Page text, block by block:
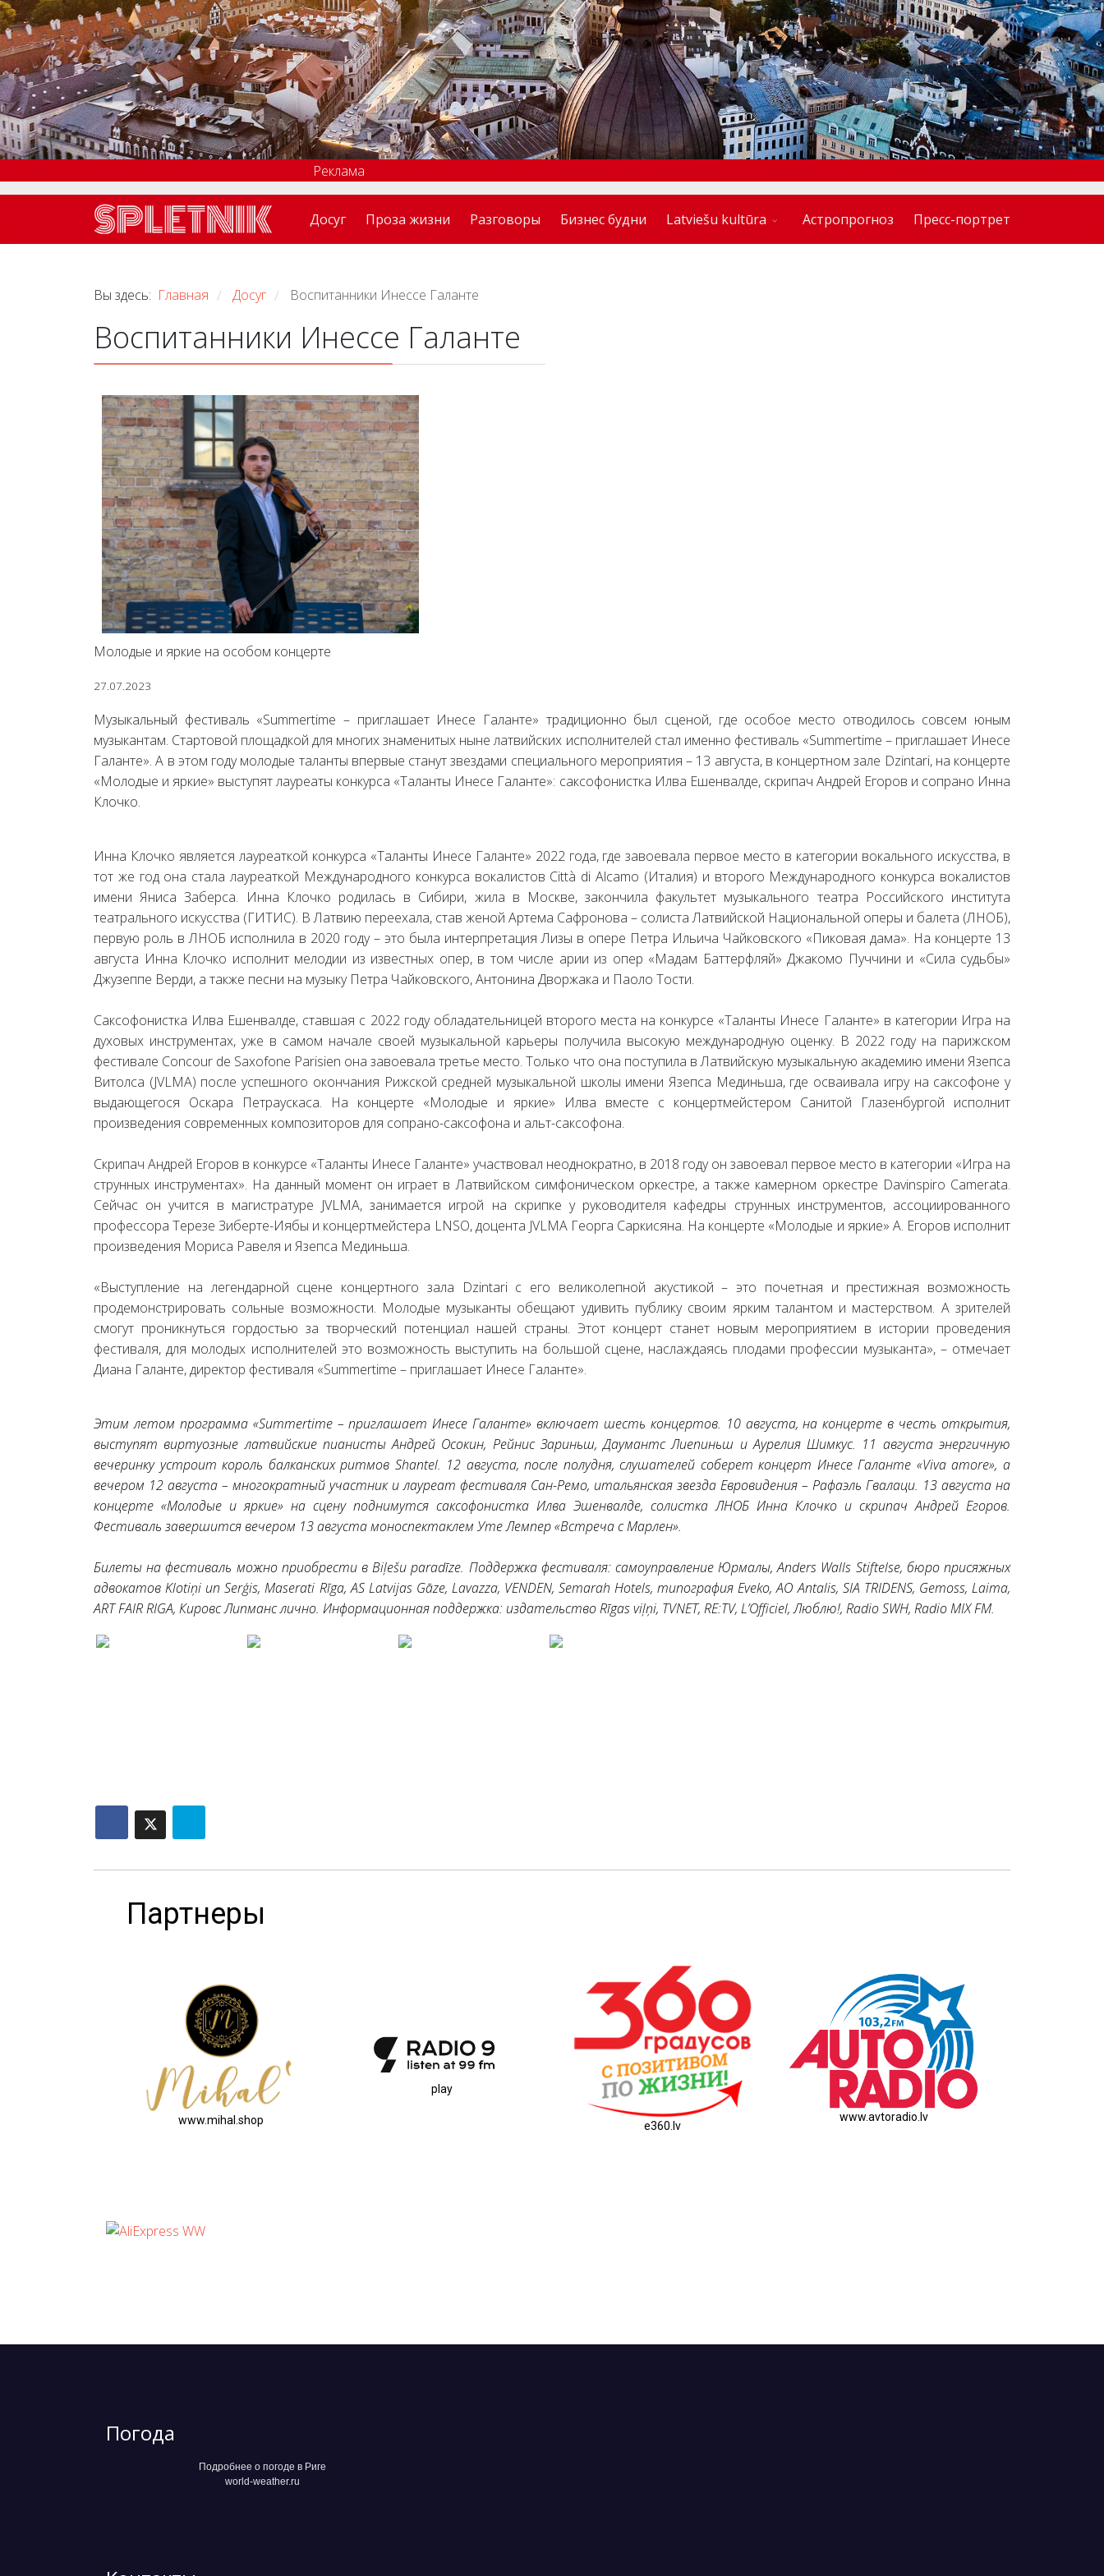
Реклама
Досуг Проза жизни Разговоры Бизнес будни Latviešu kultūra Астропрогноз Пресс-портрет
Вы здесь: Главная / Досуг / Воспитанники Инессе Галанте
Воспитанники Инессе Галанте
Молодые и яркие на особом концерте
27.07.2023
Музыкальный фестиваль «Summertime – приглашает Инесе Галанте» традиционно был сценой, где особое место отводилось совсем юным
музыкантам. Стартовой площадкой для многих знаменитых ныне латвийских исполнителей стал именно фестиваль «Summertime – приглашает Инесе
Галанте». А в этом году молодые таланты впервые станут звездами специального мероприятия – 13 августа, в концертном зале Dzintari, на концерте
«Молодые и яркие» выступят лауреаты конкурса «Таланты Инесе Галанте»: саксофонистка Илва Ешенвалде, скрипач Андрей Егоров и сопрано Инна
Клочко.
Инна Клочко является лауреаткой конкурса «Таланты Инесе Галанте» 2022 года, где завоевала первое место в категории вокального искусства, в
тот же год она стала лауреаткой Международного конкурса вокалистов Città di Alcamo (Италия) и второго Международного конкурса вокалистов
имени Яниса Заберса. Инна Клочко родилась в Сибири, жила в Москве, закончила факультет музыкального театра Российского института
театрального искусства (ГИТИС). В Латвию переехала, став женой Артема Сафронова – солиста Латвийской Национальной оперы и балета (ЛНОБ),
первую роль в ЛНОБ исполнила в 2020 году – это была интерпретация Лизы в опере Петра Ильича Чайковского «Пиковая дама». На концерте 13
августа Инна Клочко исполнит мелодии из известных опер, в том числе арии из опер «Мадам Баттерфляй» Джакомо Пуччини и «Сила судьбы»
Джузеппе Верди, а также песни на музыку Петра Чайковского, Антонина Дворжака и Паоло Тости.
Саксофонистка Илва Ешенвалде, ставшая с 2022 году обладательницей второго места на конкурсе «Таланты Инесе Галанте» в категории Игра на
духовых инструментах, уже в самом начале своей музыкальной карьеры получила высокую международную оценку. В 2022 году на парижском
фестивале Concour de Saxofone Parisien она завоевала третье место. Только что она поступила в Латвийскую музыкальную академию имени Язепса
Витолса (JVLMA) после успешного окончания Рижской средней музыкальной школы имени Язепса Мединьша, где осваивала игру на саксофоне у
выдающегося Оскара Петраускаса. На концерте «Молодые и яркие» Илва вместе с концертмейстером Санитой Глазенбургой исполнит
произведения современных композиторов для сопрано-саксофона и альт-саксофона.
Скрипач Андрей Егоров в конкурсе «Таланты Инесе Галанте» участвовал неоднократно, в 2018 году он завоевал первое место в категории «Игра на
струнных инструментах». На данный момент он играет в Латвийском симфоническом оркестре, а также камерном оркестре Davinspiro Camerata.
Сейчас он учится в магистратуре JVLMA, занимается игрой на скрипке у руководителя кафедры струнных инструментов, ассоциированного
профессора Терезе Зиберте-Иябы и концертмейстера LNSO, доцента JVLMA Георга Саркисяна. На концерте «Молодые и яркие» А. Егоров исполнит
произведения Мориса Равеля и Язепса Мединьша.
«Выступление на легендарной сцене концертного зала Dzintari с его великолепной акустикой – это почетная и престижная возможность
продемонстрировать сольные возможности. Молодые музыканты обещают удивить публику своим ярким талантом и мастерством. А зрителей
смогут проникнуться гордостью за творческий потенциал нашей страны. Этот концерт станет новым мероприятием в истории проведения
фестиваля, для молодых исполнителей это возможность выступить на большой сцене, наслаждаясь плодами профессии музыканта», – отмечает
Диана Галанте, директор фестиваля «Summertime – приглашает Инесе Галанте».
Этим летом программа «Summertime – приглашает Инесе Галанте» включает шесть концертов. 10 августа, на концерте в честь открытия,
выступят виртуозные латвийские пианисты Андрей Осокин, Рейнис Зариньш, Даумантс Лиепиньш и Аурелия Шимкус. 11 августа энергичную
вечеринку устроит король балканских ритмов Shantel. 12 августа, после полудня, слушателей соберет концерт Инесе Галанте «Viva amore», а
вечером 12 августа – многократный участник и лауреат фестиваля Сан-Ремо, итальянская звезда Евровидения – Рафаэль Гвалаци. 13 августа на
концерте «Молодые и яркие» на сцену поднимутся саксофонистка Илва Эшенвалде, солистка ЛНОБ Инна Клочко и скрипач Андрей Егоров.
Фестиваль завершится вечером 13 августа моноспектаклем Уте Лемпер «Встреча с Марлен».
Билеты на фестиваль можно приобрести в Biļešu paradīze. Поддержка фестиваля: самоуправление Юрмалы, Anders Walls Stiftelse, бюро присяжных
адвокатов Klotiņi un Serģis, Maserati Rīga, AS Latvijas Gāze, Lavazza, VENDEN, Semarah Hotels, типография Eveko, АО Antalis, SIA TRIDENS, Gemoss, Laima,
ART FAIR RIGA, Кировс Липманс лично. Информационная поддержка: издательство Rīgas viļņi, TVNET, RE:TV, L’Officiel, Люблю!, Radio SWH, Radio MIX FM.
Партнеры
www.mihal.shop
play
e360.lv
www.avtoradio.lv
Погода
Подробнее о погоде в Риге
world-weather.ru